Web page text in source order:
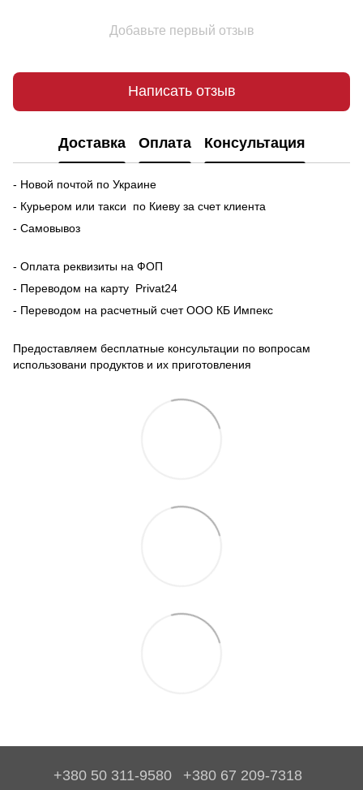
Добавьте первый отзыв
Написать отзыв
Доставка Оплата Консультация
- Новой почтой по Украине
- Курьером или такси по Киеву за счет клиента
- Самовывоз
- Оплата реквизиты на ФОП
- Переводом на карту Рrivat24
- Переводом на расчетный счет ООО КБ Импекс
Предоставляем бесплатные консультации по вопросам
использовани продуктов и их приготовления
+380 50 311-9580 +380 67 209-7318